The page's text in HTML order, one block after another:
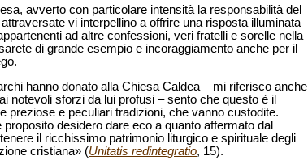
avverto con particolare intensità la responsabilità del
vi interpellino a offrire una risposta illuminata
ad altre confessioni, veri fratelli e sorelle nella
di grande esempio e incoraggiamento anche per il
hanno donato alla Chiesa Caldea – mi riferisco anche
notevoli sforzi da lui profusi – sento che questo è il
preziose e peculiari tradizioni, che vanno custodite.
desidero dare eco a quanto affermato dal
il ricchissimo patrimonio liturgico e spirituale degli
cristiana» (Unitatis redintegratio, 15).